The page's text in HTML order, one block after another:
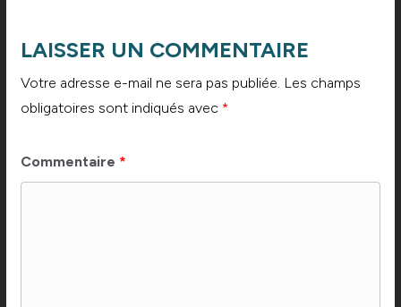
LAISSER UN COMMENTAIRE
Votre adresse e-mail ne sera pas publiée. Les champs
obligatoires sont indiqués avec *
Commentaire *